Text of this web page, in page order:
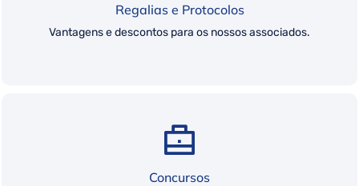
Regalias e Protocolos
Vantagens e descontos para os nossos associados.
Concursos